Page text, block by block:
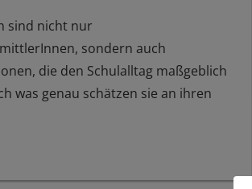
sind nicht nur
sondern auch
die den Schulalltag maßgeblich
was genau schätzen sie an ihren